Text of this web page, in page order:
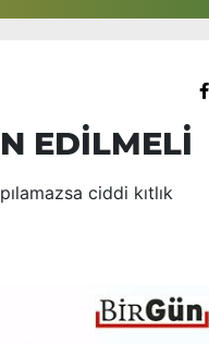
EDİLMELİ
ciddi kıtlık